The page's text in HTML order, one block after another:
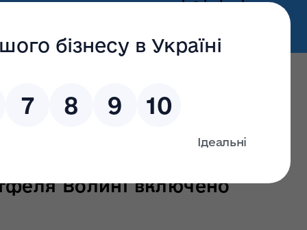
включено 22 проєкти
інвестиційної
Волині включено